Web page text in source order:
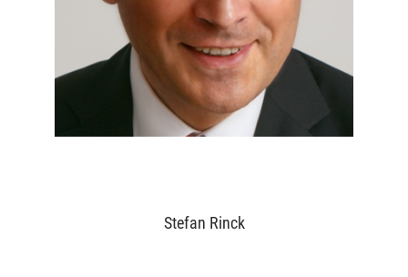
Stefan Rinck